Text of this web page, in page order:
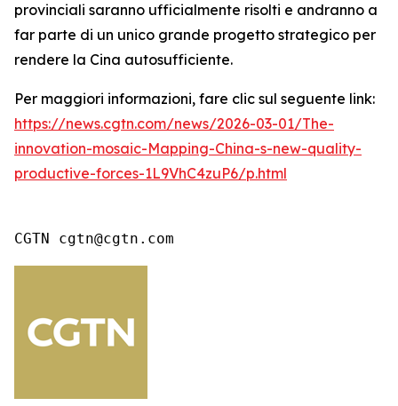
provinciali saranno ufficialmente risolti e andranno a
far parte di un unico grande progetto strategico per
rendere la Cina autosufficiente.
Per maggiori informazioni, fare clic sul seguente link:
https://news.cgtn.com/news/2026-03-01/The-
innovation-mosaic-Mapping-China-s-new-quality-
productive-forces-1L9VhC4zuP6/p.html
CGTN cgtn@cgtn.com